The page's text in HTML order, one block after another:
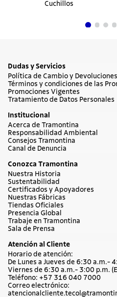
Cuchillos
Dudas y Servicios
Política de Cambio y Devoluciones
Términos y condiciones de las
Promociones Vigentes
Tratamiento de Datos Personales
Institucional
Acerca de Tramontina
Responsabilidad Ambiental
Consejos Tramontina
Canal de Denuncia
Conozca Tramontina
Nuestra Historia
Sustentabilidad
Certificados y Apoyadores
Nuestras Fábricas
Tiendas Oficiales
Presencia Global
Trabaje en Tramontina
Sala de Prensa
Atención al Cliente
Horario de atención:
De Lunes a Jueves de 6:30 a.m.-
Viernes de 6:30 a.m.- 3:00 p.m.
Teléfono: +57 316 040 7000
Correo electrónico: